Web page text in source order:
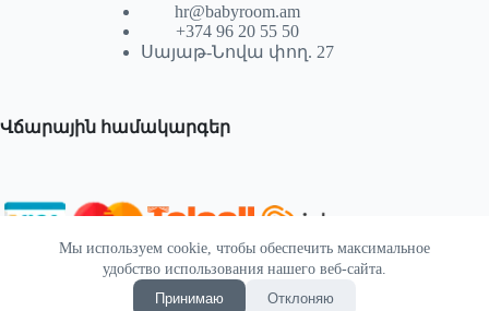
Мы используем cookie, чтобы обеспечить максимальное
удобство использования нашего веб-сайта.
Принимаю
Отклоняю
hr@babyroom.am
+374 96 20 55 50
Սայաթ-Նովա փող. 27
Վճարային համակարգեր
© 2026 | Powered by SEKTIF